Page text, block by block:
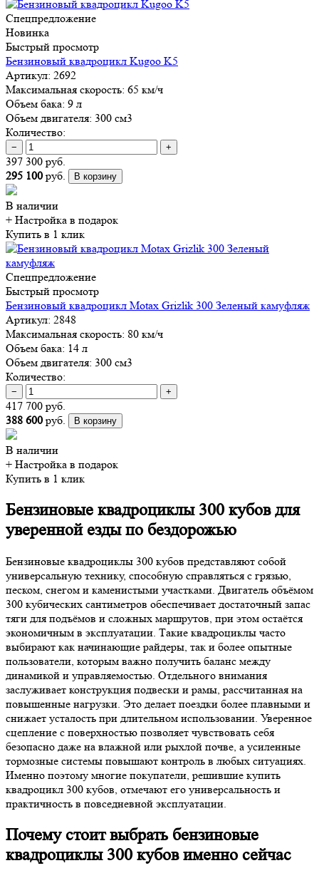
Спецпредложение
Новинка
Быстрый просмотр
Бензиновый квадроцикл Kugoo K5
Артикул: 2692
Максимальная скорость: 65 км/ч
Объем бака: 9 л
Объем двигателя: 300 см3
Количество:
− +
397 300 руб.
295 100 руб. В корзину
В наличии
+ Настройка в подарок
Купить в 1 клик
Спецпредложение
Быстрый просмотр
Бензиновый квадроцикл Motax Grizlik 300 Зеленый камуфляж
Артикул: 2848
Максимальная скорость: 80 км/ч
Объем бака: 14 л
Объем двигателя: 300 см3
Количество:
− +
417 700 руб.
388 600 руб. В корзину
В наличии
+ Настройка в подарок
Купить в 1 клик
Бензиновые квадроциклы 300 кубов для
уверенной езды по бездорожью
Бензиновые квадроциклы 300 кубов представляют собой
универсальную технику, способную справляться с грязью,
песком, снегом и каменистыми участками. Двигатель объёмом
300 кубических сантиметров обеспечивает достаточный запас
тяги для подъёмов и сложных маршрутов, при этом остаётся
экономичным в эксплуатации. Такие квадроциклы часто
выбирают как начинающие райдеры, так и более опытные
пользователи, которым важно получить баланс между
динамикой и управляемостью. Отдельного внимания
заслуживает конструкция подвески и рамы, рассчитанная на
повышенные нагрузки. Это делает поездки более плавными и
снижает усталость при длительном использовании. Уверенное
сцепление с поверхностью позволяет чувствовать себя
безопасно даже на влажной или рыхлой почве, а усиленные
тормозные системы повышают контроль в любых ситуациях.
Именно поэтому многие покупатели, решившие купить
квадроцикл 300 кубов, отмечают его универсальность и
практичность в повседневной эксплуатации.
Почему стоит выбрать бензиновые
квадроциклы 300 кубов именно сейчас